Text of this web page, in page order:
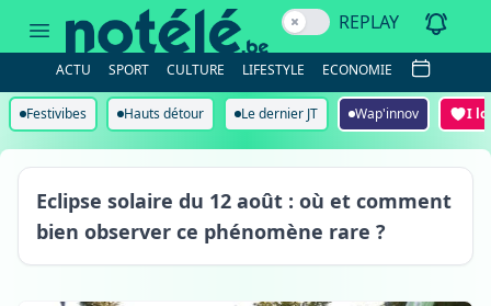
REPLAY
ACTU SPORT CULTURE LIFESTYLE ECONOMIE
Festivibes Hauts détour Le dernier JT Wap'innov I
Eclipse solaire du 12 août : où et comment
bien observer ce phénomène rare ?